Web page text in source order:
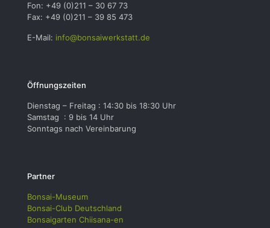
Fon: +49 (0)211 – 30 67 73
Fax: +49 (0)211 – 39 85 473
E-Mail: info@bonsaiwerkstatt.de
Öffnungszeiten
Dienstag – Freitag : 14:30 bis 18:30 Uhr
Samstag : 9 bis 14 Uhr
Sonntags nach Vereinbarung
Partner
Bonsai-Museum
Bonsai-Club Deutschland
Bonsaigarten Chiisana-en